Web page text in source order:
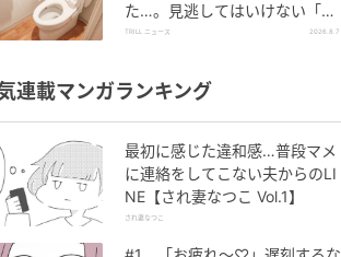
た…。見逃してはいけない「危
険なサイン」とは？【医師が解
TRILL ニュース 2026.8.7
連載マンガランキング
最初に感じた違和感…普段マメ
に連絡をしてこない夫からのLI
NE【され妻なつこ Vol.1】
され妻なつこ